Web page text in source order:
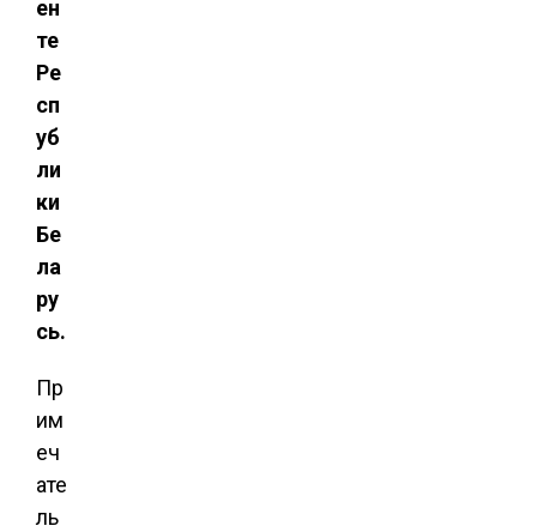
ен
те
Ре
сп
уб
ли
ки
Бе
ла
ру
сь.
Пр
им
еч
ате
ль